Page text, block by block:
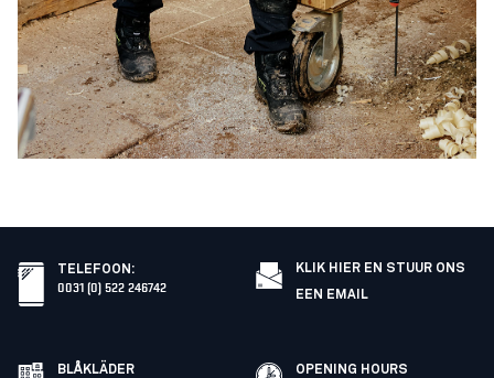
TELEFOON :
0031 (0) 522 246742
KLIK HIER EN STUUR ONS
EEN EMAIL
BLÅKLÄDER
OPENING HOURS